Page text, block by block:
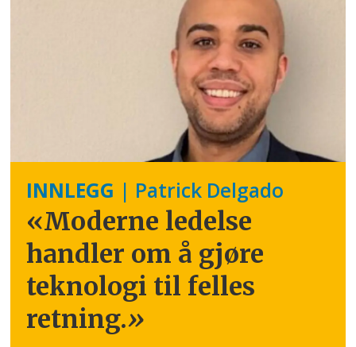
INNLEGG | Patrick Delgado
«Moderne ledelse
handler om å gjøre
teknologi til felles
retning.»